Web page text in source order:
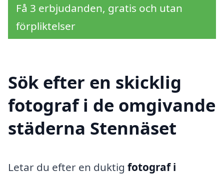
Få 3 erbjudanden, gratis och utan
förpliktelser
Sök efter en skicklig
fotograf i de omgivande
städerna Stennäset
Letar du efter en duktig fotograf i